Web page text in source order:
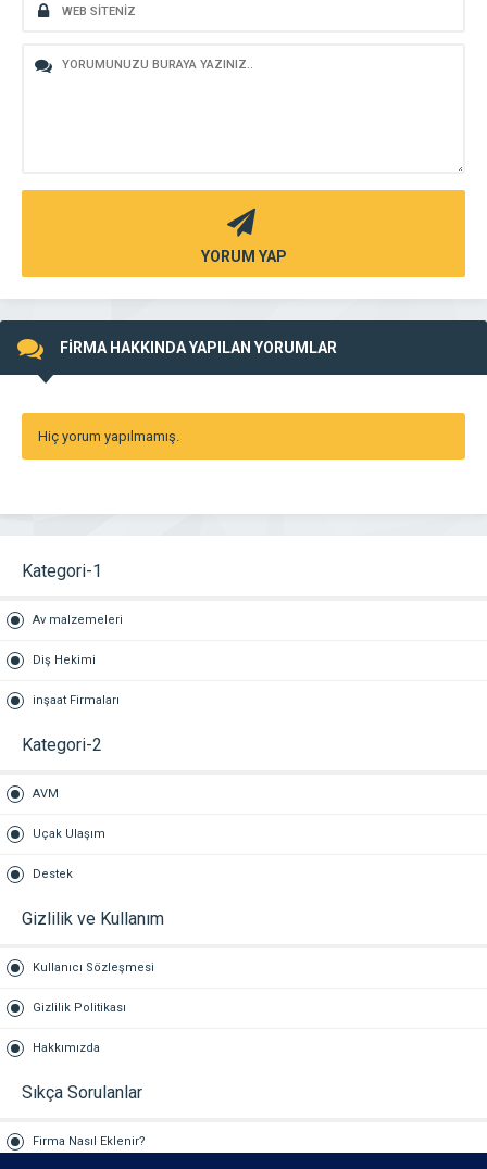
YORUM YAP
FİRMA HAKKINDA YAPILAN YORUMLAR
Hiç yorum yapılmamış.
Kategori-1
Av malzemeleri
Diş Hekimi
inşaat Firmaları
Kategori-2
AVM
Uçak Ulaşım
Destek
Gizlilik ve Kullanım
Kullanıcı Sözleşmesi
Gizlilik Politikası
Hakkımızda
Sıkça Sorulanlar
Firma Nasıl Eklenir?